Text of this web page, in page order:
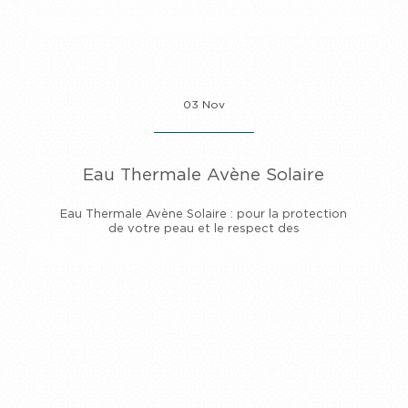
03 Nov
Eau Thermale Avène Solaire
Eau Thermale Avène Solaire : pour la protection
de votre peau et le respect des